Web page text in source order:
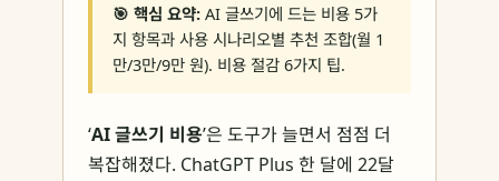
🎯 핵심 요약: AI 글쓰기에 드는 비용 5가
지 항목과 사용 시나리오별 추천 조합(월 1
만/3만/9만 원). 비용 절감 6가지 팁.
‘AI 글쓰기 비용’은 도구가 늘면서 점점 더
복잡해졌다. ChatGPT Plus 한 달에 22달